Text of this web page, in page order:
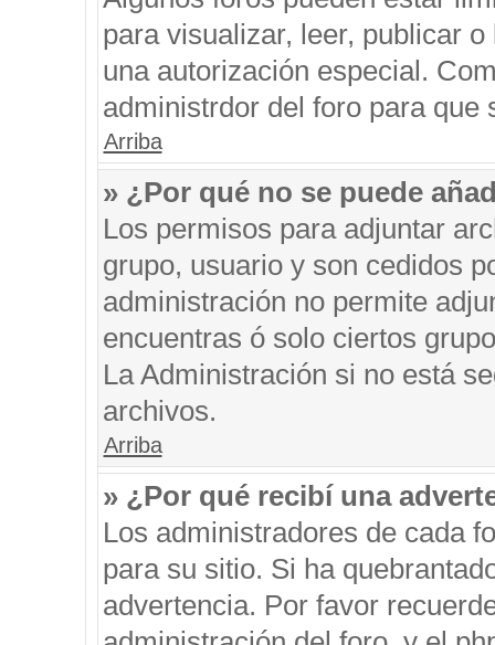
para visualizar, leer, publicar
una autorización especial.
administrdor del foro para que
Arriba
» ¿Por qué no se puede
Los permisos para adjuntar
grupo, usuario y son cedidos
administración no permite
encuentras ó solo ciertos
La Administración si no está
archivos.
Arriba
» ¿Por qué recibí una
Los administradores de cada
para su sitio. Si ha
advertencia. Por favor